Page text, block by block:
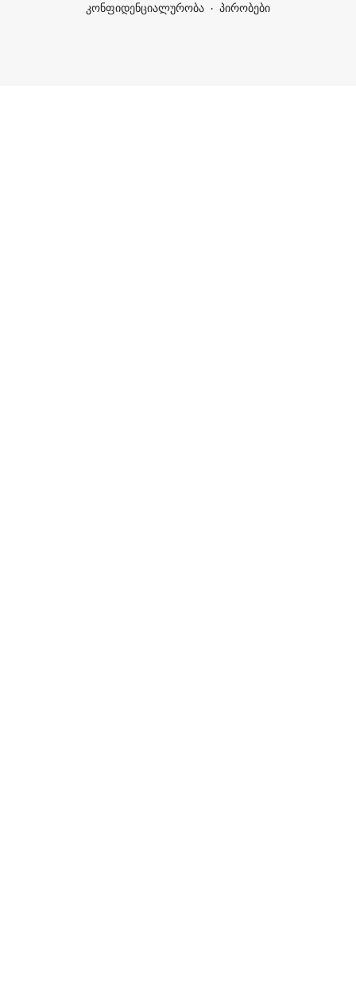
კონფიდენციალურობა
პირობები